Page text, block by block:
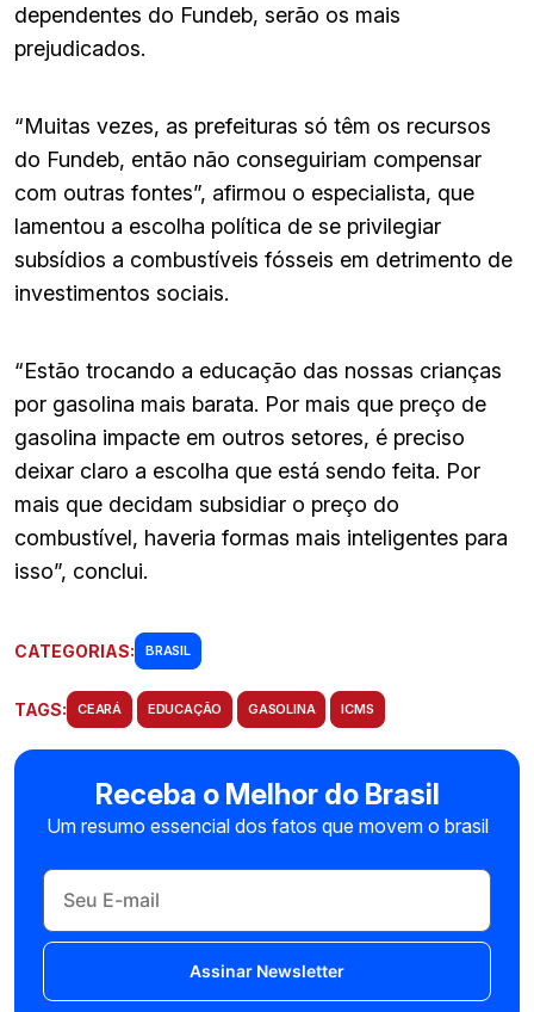
dependentes do Fundeb, serão os mais
prejudicados.
“Muitas vezes, as prefeituras só têm os recursos
do Fundeb, então não conseguiriam compensar
com outras fontes”, afirmou o especialista, que
lamentou a escolha política de se privilegiar
subsídios a combustíveis fósseis em detrimento de
investimentos sociais.
“Estão trocando a educação das nossas crianças
por gasolina mais barata. Por mais que preço de
gasolina impacte em outros setores, é preciso
deixar claro a escolha que está sendo feita. Por
mais que decidam subsidiar o preço do
combustível, haveria formas mais inteligentes para
isso”, conclui.
CATEGORIAS: BRASIL
TAGS: CEARÁ EDUCAÇÃO GASOLINA ICMS
Receba o Melhor do Brasil
Um resumo essencial dos fatos que movem o brasil
Assinar Newsletter